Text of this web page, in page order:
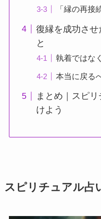
「縁の再接
復縁を成功させ
と
執着ではな
本当に戻る
まとめ｜スピ
けよう
スピリチュアル占